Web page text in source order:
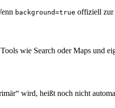
background=true offiziell zur
wie Search oder Maps und
wird, heißt noch nicht